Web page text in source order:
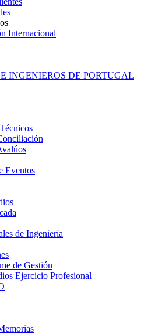
Internacional
INGENIEROS DE PORTUGAL
Eventos
de Ingeniería
de Gestión
Ejercicio Profesional